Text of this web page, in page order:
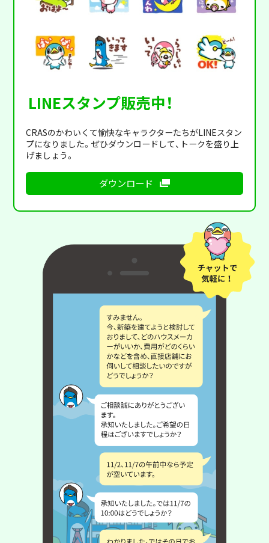
LINEスタンプ販売中！
CRASのかわいくて愉快なキャラクターたちがLINEスタン
プになりました。ぜひダウンロードして、トークを盛り上
げましょう。
ダウンロード